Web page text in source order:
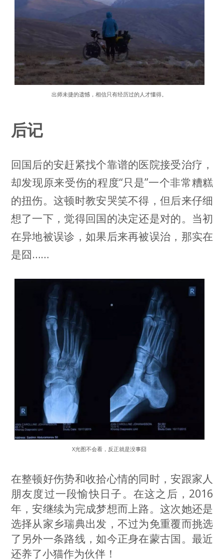
出师未捷的遗憾，相信只有经历过的人才懂得。
后记
回国后的安赶紧找个靠谱的医院接受治疗，
却发现原来受伤的程度“只是”一个非常糟糕
的扭伤。这顿时教安哭笑不得，但后来仔细
想了一下，觉得回国的决定还是对的。当初
在异地被误诊，如果后来再被误治，那实在
是囧……
X光图不会看，反正就是没事囧
在整顿好伤势和收拾心情的同时，安跟家人
朋友度过一段愉快日子。在这之后，2016
年，安继续为完成梦想而上路。这次她还是
选择从家乡瑞典出发，不过为免重覆而挑选
了另外一条路线，如今正身在蒙古国。最近
还养了小猫作为伙伴！